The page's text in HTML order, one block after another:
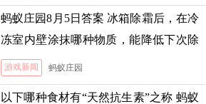
蚂蚁庄园8月5日答案 冰箱除霜后，在冷
冻室内壁涂抹哪种物质，能降低下次除
霜的难度
游戏新闻 蚂蚁庄园
以下哪种食材有“天然抗生素”之称 蚂蚁